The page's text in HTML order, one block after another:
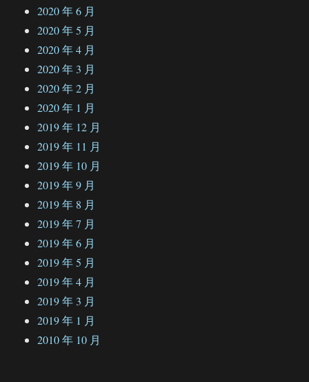
2020 年 6 月
2020 年 5 月
2020 年 4 月
2020 年 3 月
2020 年 2 月
2020 年 1 月
2019 年 12 月
2019 年 11 月
2019 年 10 月
2019 年 9 月
2019 年 8 月
2019 年 7 月
2019 年 6 月
2019 年 5 月
2019 年 4 月
2019 年 3 月
2019 年 1 月
2010 年 10 月